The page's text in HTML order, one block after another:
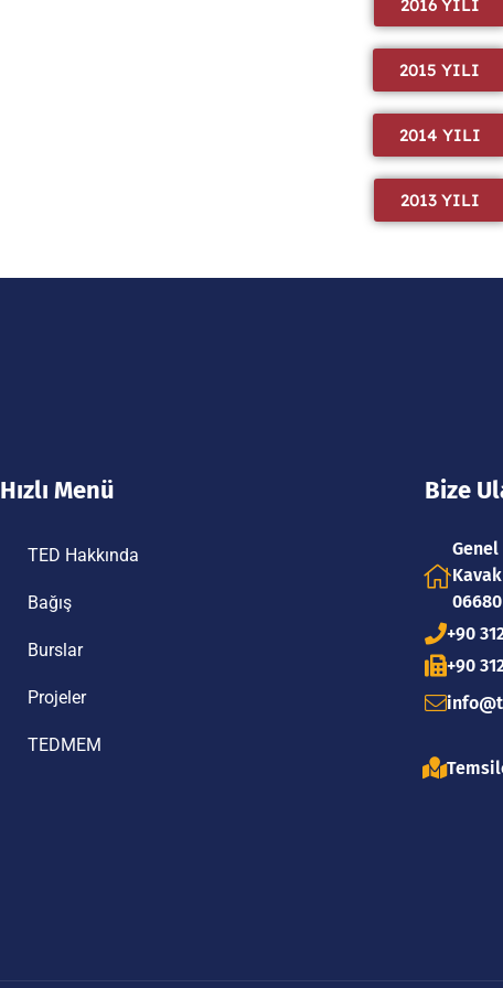
2016 YILI
2015 YILI
2014 YILI
2013 YILI
Hızlı Menü
TED Hakkında
Bağış
Burslar
Projeler
TEDMEM
Bize
+90
+90